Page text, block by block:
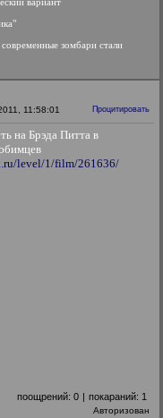
зомбари стали
11:58:01 Процитировать
на Брэда Питта в
level/1/film/261636/
поощрений: 0 | покараний: 1
Авторизован